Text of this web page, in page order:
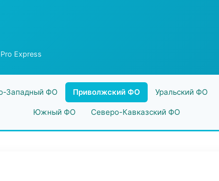
Express
Западный ФО Приволжский ФО Уральский ФО
Южный ФО Северо-Кавказский ФО